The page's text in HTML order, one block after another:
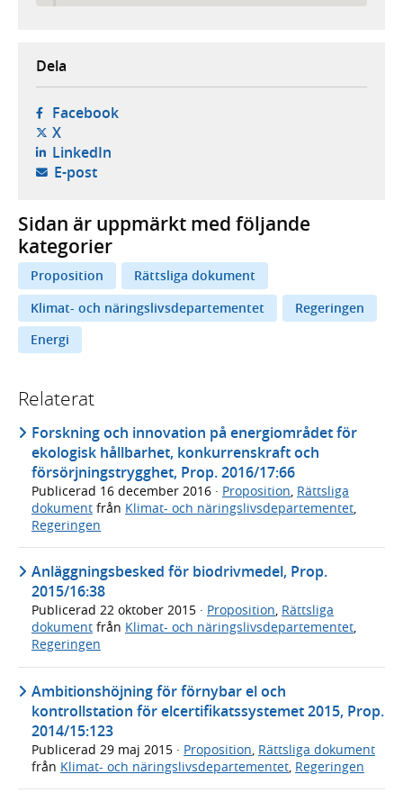
Dela
Facebook- öppnas i ny flik, extern webbplats,
X- öppnas i ny flik, extern webbplats,
LinkedIn- öppnas i ny flik, extern webbplats,
E-post- öppnar din e-postklient,
Sidan är uppmärkt med följande
kategorier
Proposition
Rättsliga dokument
Klimat- och näringslivsdepartementet
Regeringen
Energi
Relaterat
Forskning och innovation på energiområdet för
ekologisk hållbarhet, konkurrenskraft och
försörjningstrygghet, Prop. 2016/17:66
Publicerad 16 december 2016 · Proposition Rättsliga
dokument från Klimat- och näringslivsdepartementet
Regeringen
Anläggningsbesked för biodrivmedel, Prop.
2015/16:38
Publicerad 22 oktober 2015 · Proposition, Rättsliga
dokument från Klimat- och näringslivsdepartementet,
Regeringen
Ambitionshöjning för förnybar el och
kontrollstation för elcertifikatssystemet 2015, Prop.
2014/15:123
Publicerad 29 maj 2015 · Proposition, Rättsliga dokument
från Klimat- och näringslivsdepartementet, Regeringen